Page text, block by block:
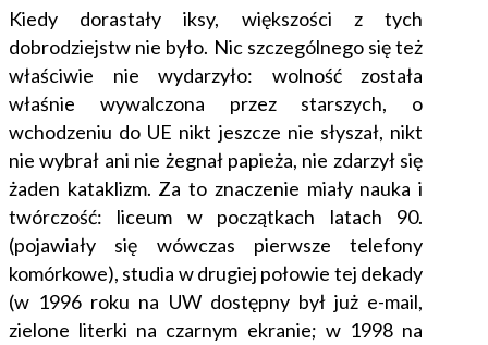
Kiedy dorastały iksy, większości z tych
dobrodziejstw nie było. Nic szczególnego się też
właściwie nie wydarzyło: wolność została
właśnie wywalczona przez starszych, o
wchodzeniu do UE nikt jeszcze nie słyszał, nikt
nie wybrał ani nie żegnał papieża, nie zdarzył się
żaden kataklizm. Za to znaczenie miały nauka i
twórczość: liceum w początkach latach 90.
(pojawiały się wówczas pierwsze telefony
komórkowe), studia w drugiej połowie tej dekady
(w 1996 roku na UW dostępny był już e-mail,
zielone literki na czarnym ekranie; w 1998 na